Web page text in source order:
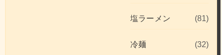
塩ラーメン (81)
冷麺 (32)